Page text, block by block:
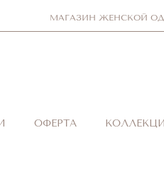
МАГАЗИН ЖЕНСКОЙ
ОФЕРТА